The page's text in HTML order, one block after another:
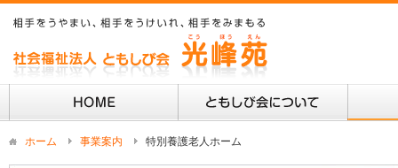
ホーム 事業案内 特別養護老人ホーム